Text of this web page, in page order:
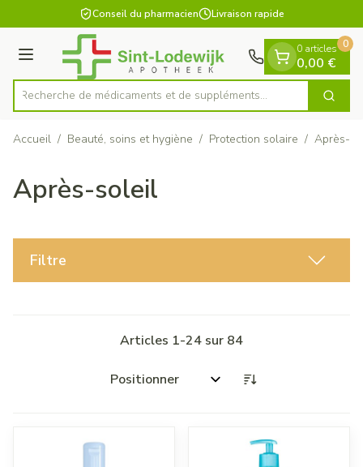
Aller au contenu
1 de 1Conseil du pharmacien Livraison rapide
Menu
Rechercher
Recherche de médicaments et de suppléme
0 articles
0,00 €
0
Accueil / Beauté, soins et hygiène / Protection solaire / Après-
Après-soleil
Filtre
Articles 1-24 sur 84
Trier par: